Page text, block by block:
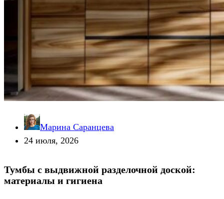
Марина Саранцева
24 июля, 2026
Тумбы с выдвижной разделочной доской:
материалы и гигиена